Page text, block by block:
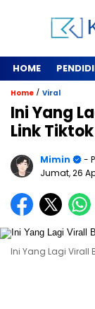
HOME
Home / Viral
Ini Yang
Link
Mimin
-
Jumat, 26
Ini Yang Lagi Virall